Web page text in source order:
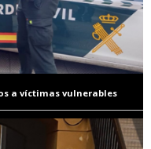
a víctimas vulnerables